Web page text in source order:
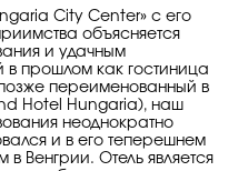
City Center» с его
объясняется
и удачным
в прошлом как гостиница
переименованный в
Hotel Hungaria), наш
неоднократно
и в его теперешнем
Венгрии. Отель является